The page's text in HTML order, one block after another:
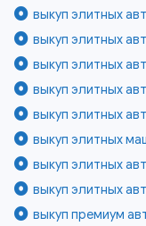
выкуп элитных
выкуп элитных
выкуп элитных
выкуп элитных
выкуп элитных
выкуп элитных
выкуп элитных
выкуп элитных
выкуп премиум